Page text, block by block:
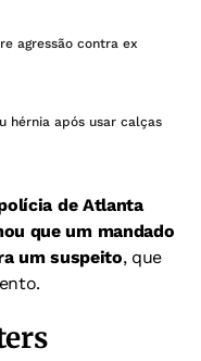
agressão contra ex
hérnia após usar calças
de Atlanta
que um mandado
um suspeito, que